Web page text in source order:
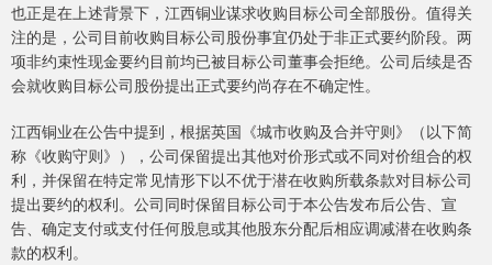
也正是在上述背景下，江西铜业谋求收购目标公司全部股份。值得关
注的是，公司目前收购目标公司股份事宜仍处于非正式要约阶段。两
项非约束性现金要约目前均已被目标公司董事会拒绝。公司后续是否
会就收购目标公司股份提出正式要约尚存在不确定性。
江西铜业在公告中提到，根据英国《城市收购及合并守则》（以下简
称《收购守则》），公司保留提出其他对价形式或不同对价组合的权
利，并保留在特定常见情形下以不优于潜在收购所载条款对目标公司
提出要约的权利。公司同时保留目标公司于本公告发布后公告、宣
告、确定支付或支付任何股息或其他股东分配后相应调减潜在收购条
款的权利。